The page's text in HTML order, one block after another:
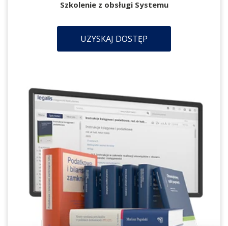
Szkolenie z obsługi Systemu
UZYSKAJ DOSTĘP